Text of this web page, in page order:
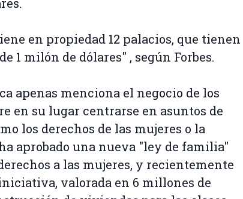
en propiedad 12 palacios, que tienen
1 milón de dólares" , según Forbes.
apenas menciona el negocio de los
en su lugar centrarse en asuntos de
los derechos de las mujeres o la
aprobado una nueva "ley de familia"
a las mujeres, y recientemente
valorada en 6 millones de